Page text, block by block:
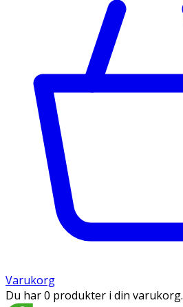
Varukorg
Du har 0 produkter i din varukorg.